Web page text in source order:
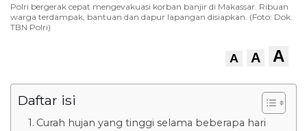
Polri bergerak cepat mengevakuasi korban banjir di Makassar. Ribuan
warga terdampak, bantuan dan dapur lapangan disiapkan. (Foto: Dok.
TBN Polri)
A A A
Daftar isi
Curah hujan yang tinggi selama beberapa hari